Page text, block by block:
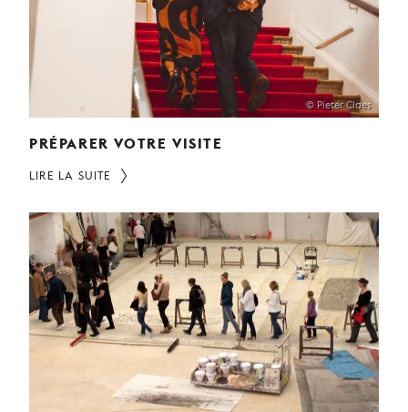
© Pieter Claes
PRÉPARER VOTRE VISITE
LIRE LA SUITE